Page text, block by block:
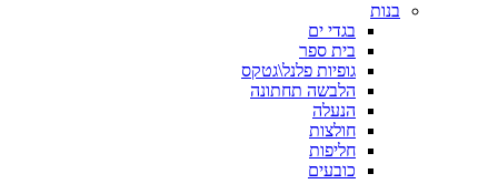
בנות
בגדי ים
בית ספר
גופיות פלנל\גטקס
הלבשה תחתונה
הנעלה
חולצות
חליפות
כובעים